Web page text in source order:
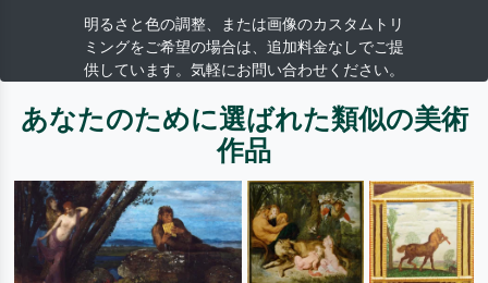
明るさと色の調整、または画像のカスタムトリ
ミングをご希望の場合は、追加料金なしでご提
供しています。気軽にお問い合わせください。
あなたのために選ばれた類似の美術
作品